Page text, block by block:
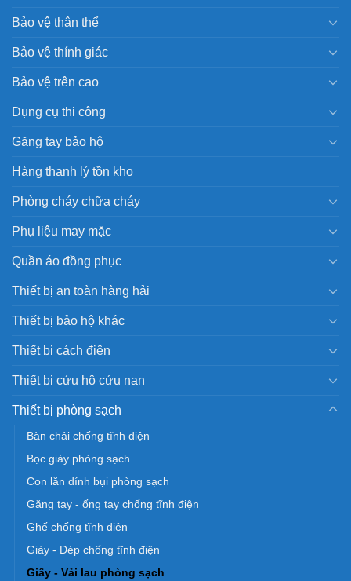
Bảo vệ thân thể
Bảo vệ thính giác
Bảo vệ trên cao
Dụng cụ thi công
Găng tay bảo hộ
Hàng thanh lý tồn kho
Phòng cháy chữa cháy
Phụ liệu may mặc
Quần áo đồng phục
Thiết bị an toàn hàng hải
Thiết bị bảo hộ khác
Thiết bị cách điện
Thiết bị cứu hộ cứu nạn
Thiết bị phòng sạch
Bàn chải chống tĩnh điện
Bọc giày phòng sạch
Con lăn dính bụi phòng sạch
Găng tay - ống tay chống tĩnh điện
Ghế chống tĩnh điện
Giày - Dép chống tĩnh điện
Giấy - Vải lau phòng sạch